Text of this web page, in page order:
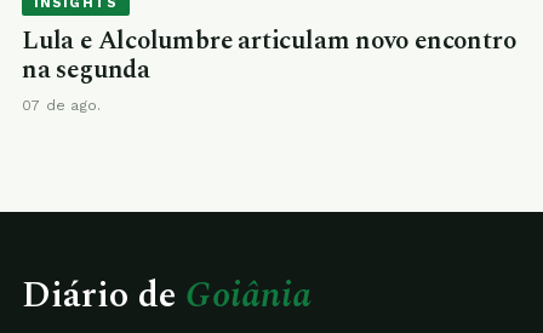
Lula e Alcolumbre articulam novo encontro
na segunda
07 de ago.
Diário de Goiânia